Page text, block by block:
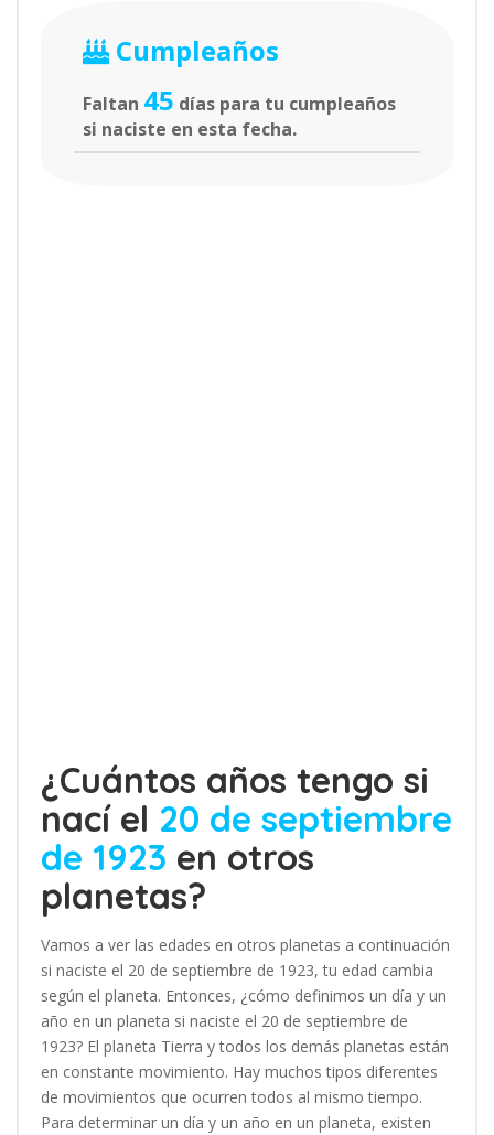
Cumpleaños
Faltan 45 días para tu cumpleaños
si naciste en esta fecha.
¿Cuántos años tengo si
nací el 20 de septiembre
de 1923 en otros
planetas?
Vamos a ver las edades en otros planetas a continuación
si naciste el 20 de septiembre de 1923, tu edad cambia
según el planeta. Entonces, ¿cómo definimos un día y un
año en un planeta si naciste el 20 de septiembre de
1923? El planeta Tierra y todos los demás planetas están
en constante movimiento. Hay muchos tipos diferentes
de movimientos que ocurren todos al mismo tiempo.
Para determinar un día y un año en un planeta, existen